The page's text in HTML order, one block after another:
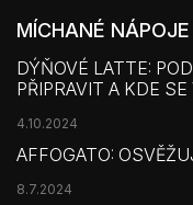
MÍCHANÉ
DÝŇOVÉ LATTE:
PŘIPRAVIT A KDE
4.10.2024
AFFOGATO:
8.7.2024